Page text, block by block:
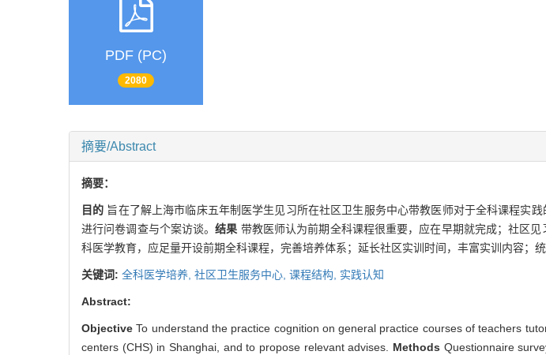
PDF (PC)
2080
摘要/Abstract
摘要：
目的 旨在了解上海市临床五年制医学生见习所在社区卫生服务中心带教医师对于全科课程实践
进行问卷调查与个案访谈。结果 带教医师认为前期全科课程很重要，应在早期就完成；社区
科医学教育，应足量开设前期全科课程，完善培养体系；延长社区实训时间，丰富实训内容；
关键词: 全科医学培养, 社区卫生服务中心, 课程结构, 实践认知
Abstract:
ObjectiveTo understand the practice cognition on general practice courses of teachers
centers (CHS) in Shanghai, and to propose relevant advises. Methods Questionnaire